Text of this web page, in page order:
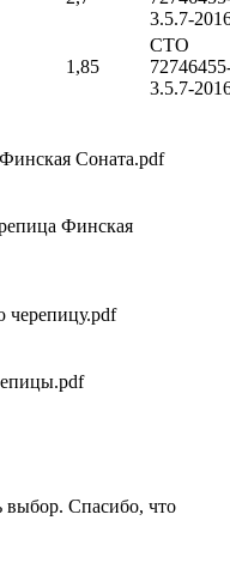
3.5.7-
1,85
СТО
3.5.7-
Соната.pdf
Финская
черепицу.pdf
выбор. Спасибо, что